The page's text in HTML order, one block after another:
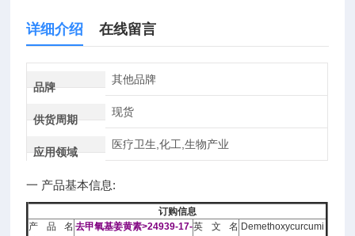
详细介绍 在线留言
品牌
其他品牌
供货周期
现货
应用领域
医疗卫生,化工,生物产业
一 产品基本信息:
订购信息
产品名 去甲氧基姜黄素>24939-17-英文名 Demethoxycurcumi